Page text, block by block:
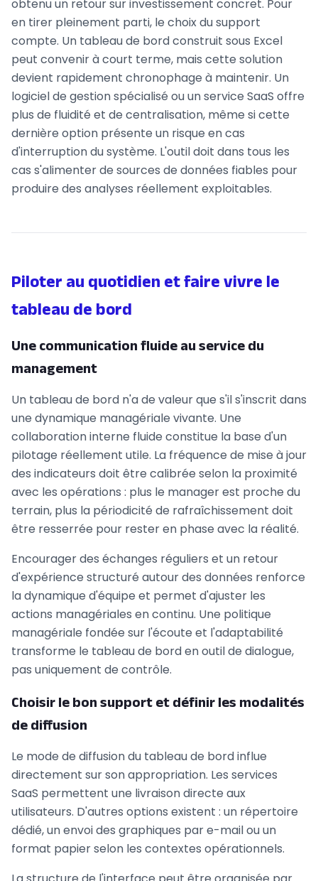
obtenu un retour sur investissement concret. Pour
en tirer pleinement parti, le choix du support
compte. Un tableau de bord construit sous Excel
peut convenir à court terme, mais cette solution
devient rapidement chronophage à maintenir. Un
logiciel de gestion spécialisé ou un service SaaS offre
plus de fluidité et de centralisation, même si cette
dernière option présente un risque en cas
d'interruption du système. L'outil doit dans tous les
cas s'alimenter de sources de données fiables pour
produire des analyses réellement exploitables.
Piloter au quotidien et faire vivre le
tableau de bord
Une communication fluide au service du
management
Un tableau de bord n'a de valeur que s'il s'inscrit dans
une dynamique managériale vivante. Une
collaboration interne fluide constitue la base d'un
pilotage réellement utile. La fréquence de mise à jour
des indicateurs doit être calibrée selon la proximité
avec les opérations : plus le manager est proche du
terrain, plus la périodicité de rafraîchissement doit
être resserrée pour rester en phase avec la réalité.
Encourager des échanges réguliers et un retour
d'expérience structuré autour des données renforce
la dynamique d'équipe et permet d'ajuster les
actions managériales en continu. Une politique
managériale fondée sur l'écoute et l'adaptabilité
transforme le tableau de bord en outil de dialogue,
pas uniquement de contrôle.
Choisir le bon support et définir les modalités
de diffusion
Le mode de diffusion du tableau de bord influe
directement sur son appropriation. Les services
SaaS permettent une livraison directe aux
utilisateurs. D'autres options existent : un répertoire
dédié, un envoi des graphiques par e-mail ou un
format papier selon les contextes opérationnels.